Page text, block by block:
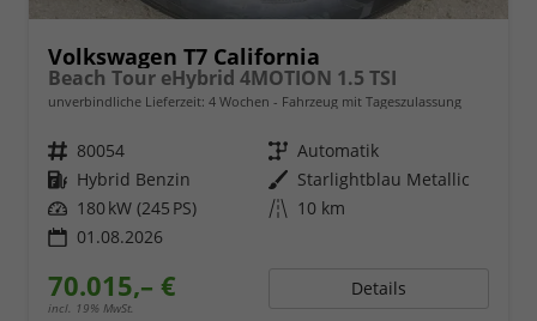
Volkswagen T7 California
Beach Tour eHybrid 4MOTION 1.5 TSI
unverbindliche Lieferzeit: 4 Wochen Fahrzeug mit Tageszulassung
Fahrzeugnr. 80054 Getriebe Automatik
Kraftstoff Hybrid Benzin Außenfarbe Starlightblau Metallic
Leistung 180 kW (245 PS) Kilometerstand 10 km
01.08.2026
70.015,– €
incl. 19% MwSt.
Details